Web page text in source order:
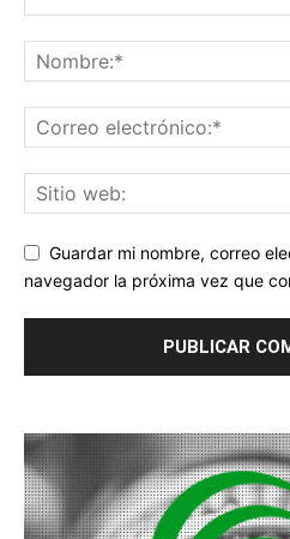
Guardar mi nombre, correo
navegador la próxima vez que